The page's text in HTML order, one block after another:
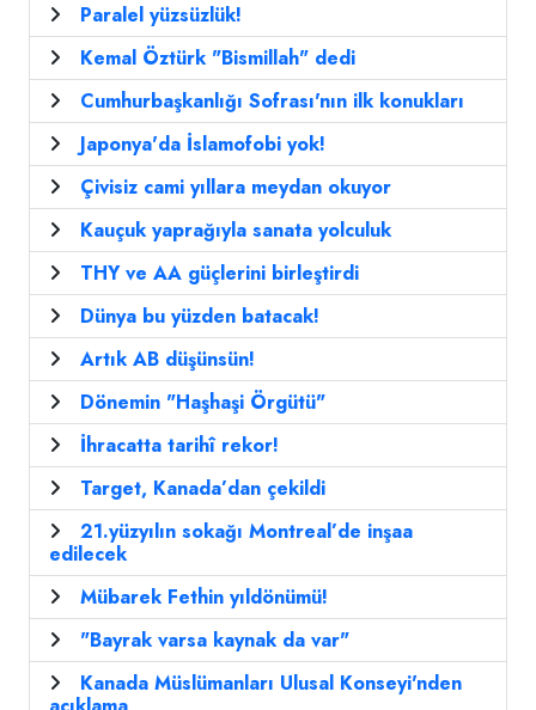
Paralel yüzsüzlük!
Kemal Öztürk "Bismillah" dedi
Cumhurbaşkanlığı Sofrası'nın ilk konukları
Japonya'da İslamofobi yok!
Çivisiz cami yıllara meydan okuyor
Kauçuk yaprağıyla sanata yolculuk
THY ve AA güçlerini birleştirdi
Dünya bu yüzden batacak!
Artık AB düşünsün!
Dönemin "Haşhaşi Örgütü"
İhracatta tarihî rekor!
Target, Kanada’dan çekildi
21.yüzyılın sokağı Montreal’de inşaa
edilecek
Mübarek Fethin yıldönümü!
"Bayrak varsa kaynak da var"
Kanada Müslümanları Ulusal Konseyi'nden